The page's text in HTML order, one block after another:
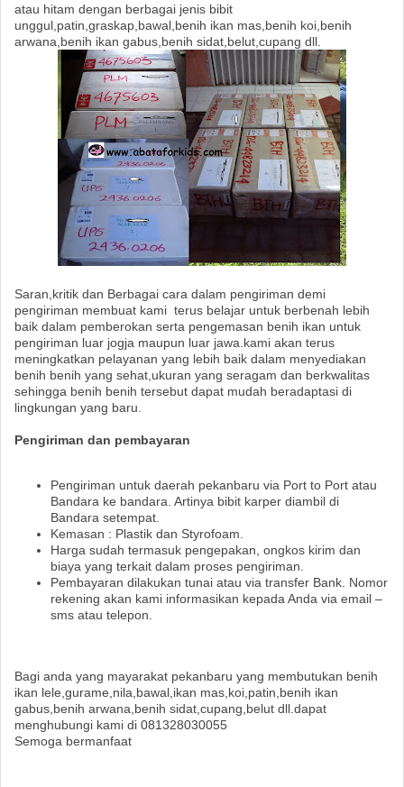
atau hitam dengan berbagai jenis bibit
unggul,patin,graskap,bawal,benih ikan mas,benih koi,benih
arwana,benih ikan gabus,benih sidat,belut,cupang dll.
Saran,kritik dan Berbagai cara dalam pengiriman demi
pengiriman membuat kami terus belajar untuk berbenah lebih
baik dalam pemberokan serta pengemasan benih ikan untuk
pengiriman luar jogja maupun luar jawa.kami akan terus
meningkatkan pelayanan yang lebih baik dalam menyediakan
benih benih yang sehat,ukuran yang seragam dan berkwalitas
sehingga benih benih tersebut dapat mudah beradaptasi di
lingkungan yang baru.
Pengiriman dan pembayaran
Pengiriman untuk daerah pekanbaru via Port to Port atau
Bandara ke bandara. Artinya bibit karper diambil di
Bandara setempat.
Kemasan : Plastik dan Styrofoam.
Harga sudah termasuk pengepakan, ongkos kirim dan
biaya yang terkait dalam proses pengiriman.
Pembayaran dilakukan tunai atau via transfer Bank. Nomor
rekening akan kami informasikan kepada Anda via email –
sms atau telepon.
Bagi anda yang mayarakat pekanbaru yang membutukan benih
ikan lele,gurame,nila,bawal,ikan mas,koi,patin,benih ikan
gabus,benih arwana,benih sidat,cupang,belut dll.dapat
menghubungi kami di 081328030055
Semoga bermanfaat